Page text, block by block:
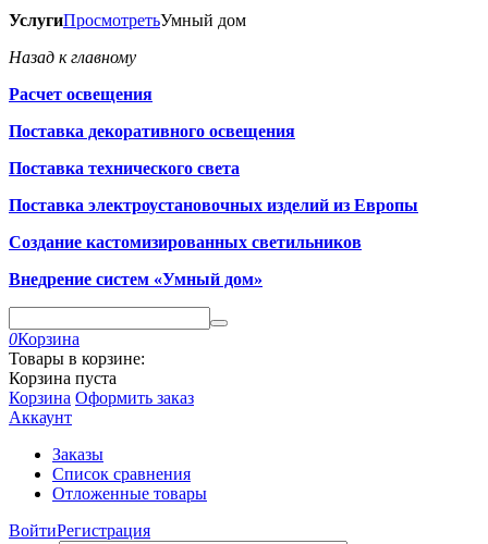
УслугиПросмотретьУмный дом
Назад к главному
Расчет освещения
Поставка декоративного освещения
Поставка технического света
Поставка электроустановочных изделий из Европы
Создание кастомизированных светильников
Внедрение систем «Умный дом»
0Корзина
Товары в корзине:
Корзина пуста
Корзина Оформить заказ
Аккаунт
Заказы
Список сравнения
Отложенные товары
ВойтиРегистрация